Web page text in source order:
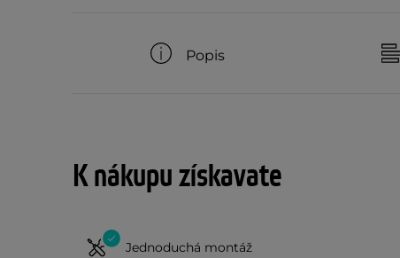
Popis
K nákupu získavate
Jednoduchá montáž